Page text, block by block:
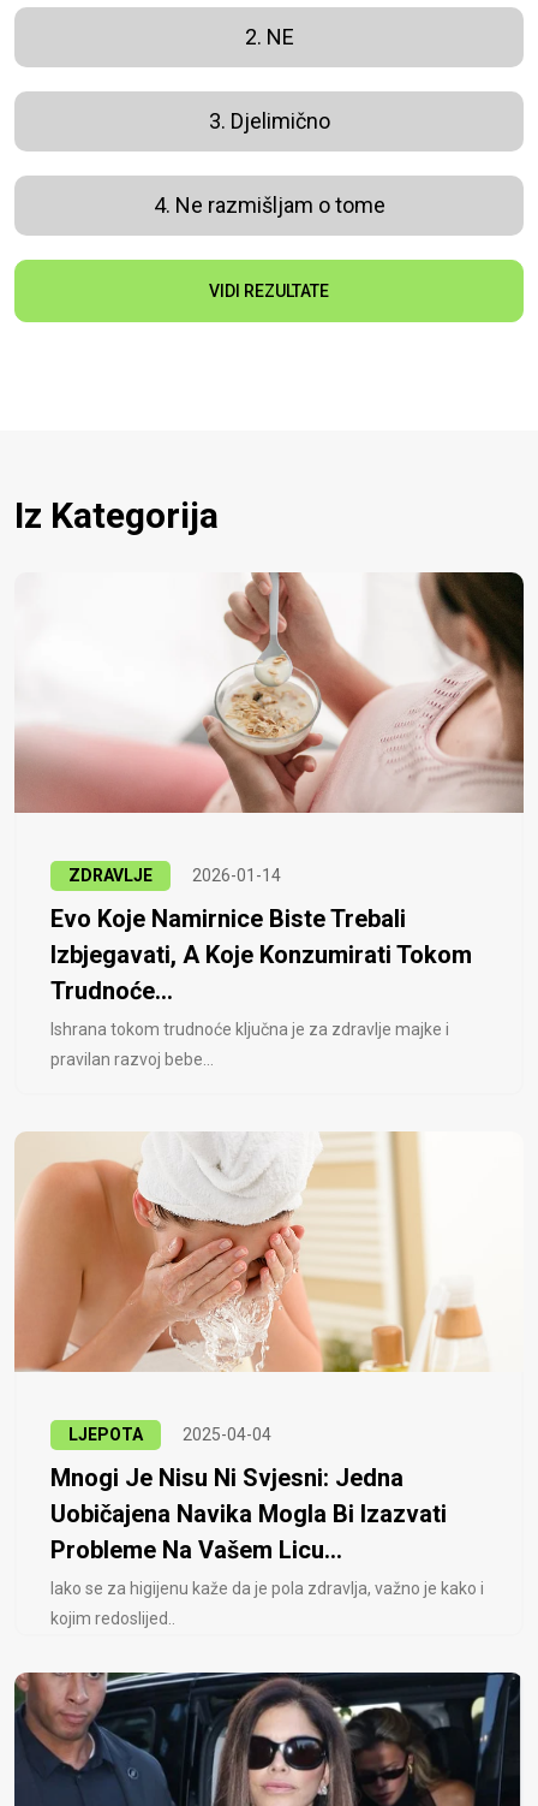
2. NE
3. Djelimično
4. Ne razmišljam o tome
VIDI REZULTATE
Iz Kategorija
ZDRAVLJE 2026-01-14
Evo Koje Namirnice Biste Trebali
Izbjegavati, A Koje Konzumirati Tokom
Trudnoće...
Ishrana tokom trudnoće ključna je za zdravlje majke i
pravilan razvoj bebe...
LJEPOTA 2025-04-04
Mnogi Je Nisu Ni Svjesni: Jedna
Uobičajena Navika Mogla Bi Izazvati
Probleme Na Vašem Licu...
Iako se za higijenu kaže da je pola zdravlja, važno je kako i
kojim redoslijed..